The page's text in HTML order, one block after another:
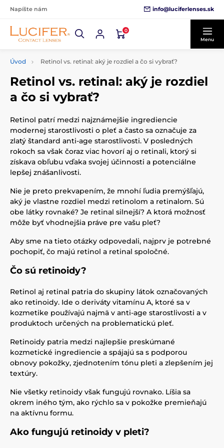
Napíšte nám info@luciferlenses.sk
0
Menu
Úvod Retinol vs. retinal: aký je rozdiel a čo si vybrať?
Retinol vs. retinal: aký je rozdiel
a čo si vybrať?
Retinol patrí medzi najznámejšie ingrediencie
modernej starostlivosti o pleť a často sa označuje za
zlatý štandard anti-age starostlivosti. V posledných
rokoch sa však čoraz viac hovorí aj o retinali, ktorý si
získava obľubu vďaka svojej účinnosti a potenciálne
lepšej znášanlivosti.
Nie je preto prekvapením, že mnohí ľudia premýšľajú,
aký je vlastne rozdiel medzi retinolom a retinalom. Sú
obe látky rovnaké? Je retinal silnejší? A ktorá možnosť
môže byť vhodnejšia práve pre vašu pleť?
Aby sme na tieto otázky odpovedali, najprv je potrebné
pochopiť, čo majú retinol a retinal spoločné.
Čo sú retinoidy?
Retinol aj retinal patria do skupiny látok označovaných
ako retinoidy. Ide o deriváty vitamínu A, ktoré sa v
kozmetike používajú najmä v anti-age starostlivosti a v
produktoch určených na problematickú pleť.
Retinoidy patria medzi najlepšie preskúmané
kozmetické ingrediencie a spájajú sa s podporou
obnovy pokožky, zjednotením tónu pleti a zlepšením jej
textúry.
Nie všetky retinoidy však fungujú rovnako. Líšia sa
okrem iného tým, ako rýchlo sa v pokožke premieňajú
na aktívnu formu.
Ako fungujú retinoidy v pleti?